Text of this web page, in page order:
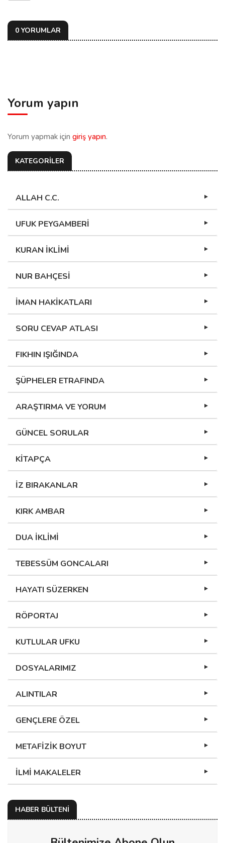
0 YORUMLAR
Yorum yapın
Yorum yapmak için giriş yapın.
KATEGORİLER
ALLAH C.C.
UFUK PEYGAMBERİ
KURAN İKLİMİ
NUR BAHÇESİ
İMAN HAKİKATLARI
SORU CEVAP ATLASI
FIKHIN IŞIĞINDA
ŞÜPHELER ETRAFINDA
ARAŞTIRMA VE YORUM
GÜNCEL SORULAR
KİTAPÇA
İZ BIRAKANLAR
KIRK AMBAR
DUA İKLİMİ
TEBESSÜM GONCALARI
HAYATI SÜZERKEN
RÖPORTAJ
KUTLULAR UFKU
DOSYALARIMIZ
ALINTILAR
GENÇLERE ÖZEL
METAFİZİK BOYUT
İLMİ MAKALELER
HABER BÜLTENİ